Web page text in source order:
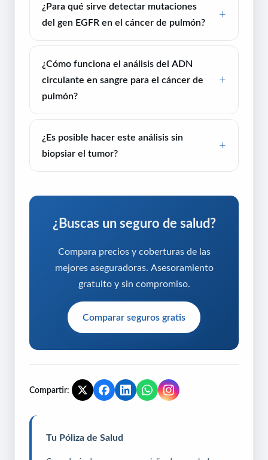
¿Para qué sirve detectar mutaciones
del gen EGFR en el cáncer de pulmón?
¿Cómo funciona el análisis del ADN
circulante en sangre para el cáncer de
pulmón?
¿Es posible hacer este análisis sin
biopsiar el tumor?
¿Buscas un seguro de salud?
Compara precios y coberturas de las
mejores aseguradoras. Asesoramiento
gratuito y sin compromiso.
Comparar seguros gratis
Compartir:
Tu Póliza de Salud